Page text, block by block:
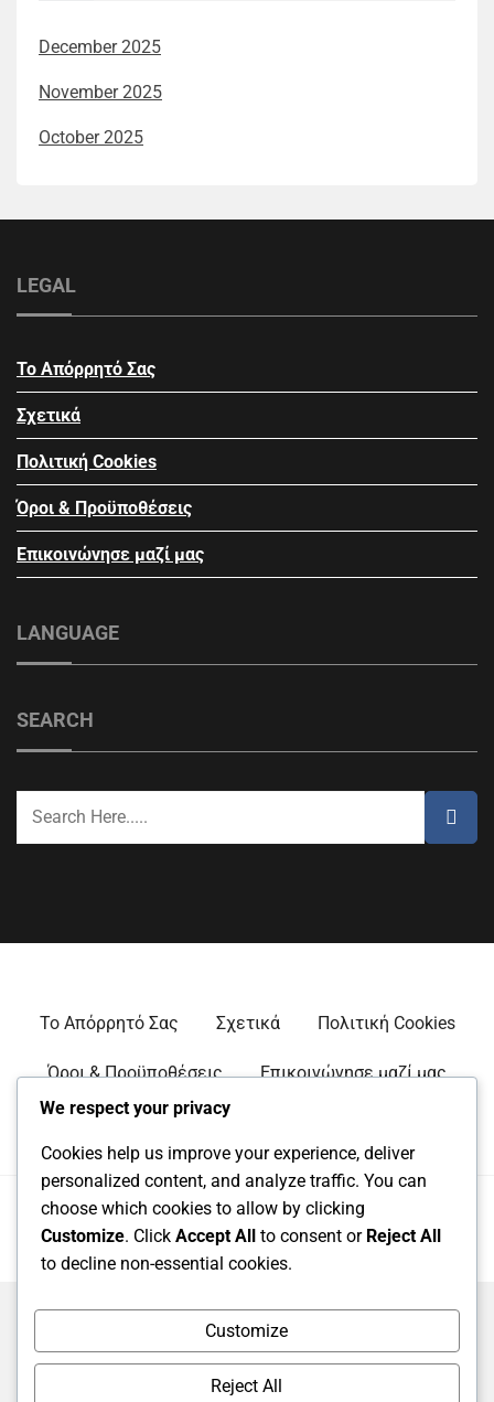
December 2025
November 2025
October 2025
LEGAL
Το Απόρρητό Σας
Σχετικά
Πολιτική Cookies
Όροι & Προϋποθέσεις
Επικοινώνησε μαζί μας
LANGUAGE
SEARCH
Το Απόρρητό Σας Σχετικά Πολιτική Cookies
Όροι & Προϋποθέσεις Επικοινώνησε μαζί μας
Copyright 2025. All rights reserved.
Powered by RS WP THEMES
We respect your privacy
Cookies help us improve your experience, deliver
personalized content, and analyze traffic. You can
choose which cookies to allow by clicking
Customize. Click Accept All to consent or Reject All
to decline non-essential cookies.
Customize
Reject All